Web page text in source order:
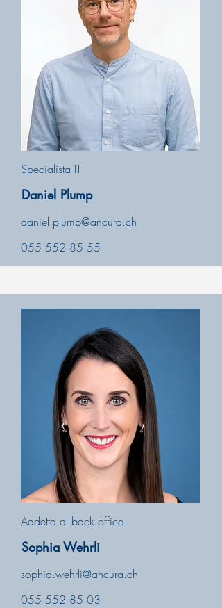
Specialista IT
Daniel Plump
daniel.plump@ancura.ch
055 552 85 55
Addetta al back office
Sophia Wehrli
sophia.wehrli@ancura.ch
055 552 85 03